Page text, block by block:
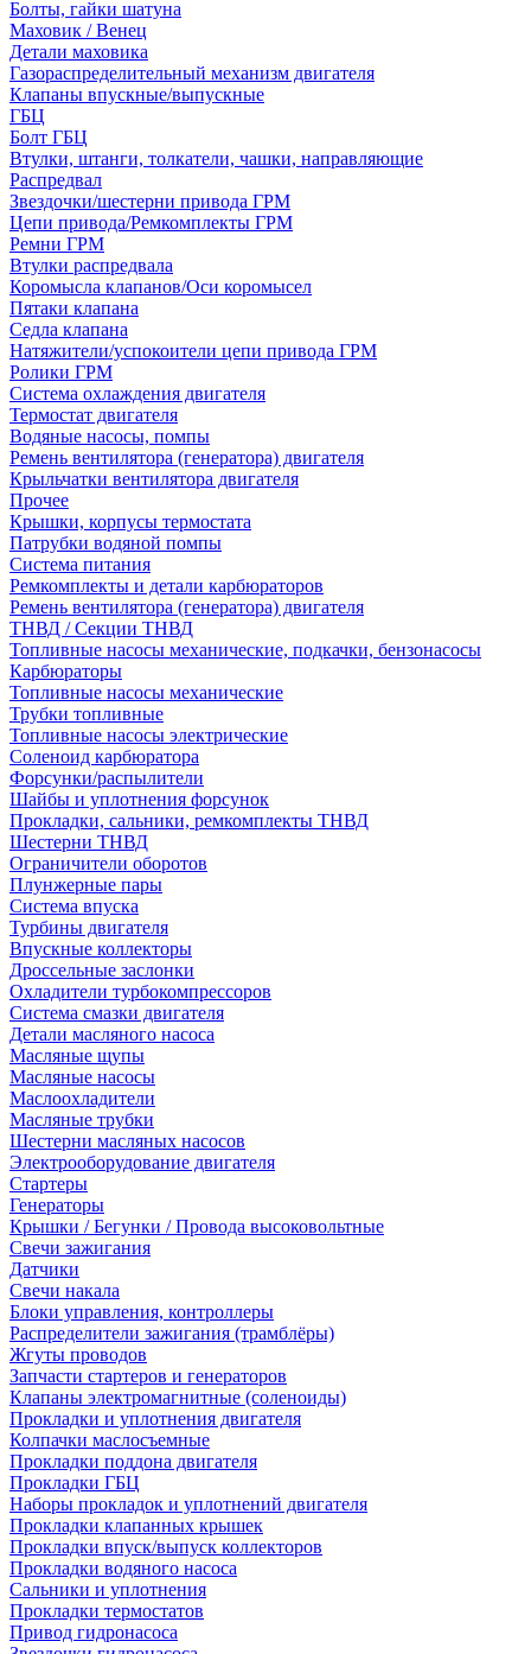
Болты, гайки шатуна
Маховик / Венец
Детали маховика
Газораспределительный механизм двигателя
Клапаны впускные/выпускные
ГБЦ
Болт ГБЦ
Втулки, штанги, толкатели, чашки, направляющие
Распредвал
Звездочки/шестерни привода ГРМ
Цепи привода/Ремкомплекты ГРМ
Ремни ГРМ
Втулки распредвала
Коромысла клапанов/Оси коромысел
Пятаки клапана
Седла клапана
Натяжители/успокоители цепи привода ГРМ
Ролики ГРМ
Система охлаждения двигателя
Термостат двигателя
Водяные насосы, помпы
Ремень вентилятора (генератора) двигателя
Крыльчатки вентилятора двигателя
Прочее
Крышки, корпусы термостата
Патрубки водяной помпы
Система питания
Ремкомплекты и детали карбюраторов
Ремень вентилятора (генератора) двигателя
ТНВД / Секции ТНВД
Топливные насосы механические, подкачки, бензонасосы
Карбюраторы
Топливные насосы механические
Трубки топливные
Топливные насосы электрические
Соленоид карбюратора
Форсунки/распылители
Шайбы и уплотнения форсунок
Прокладки, сальники, ремкомплекты ТНВД
Шестерни ТНВД
Ограничители оборотов
Плунжерные пары
Система впуска
Турбины двигателя
Впускные коллекторы
Дроссельные заслонки
Охладители турбокомпрессоров
Система смазки двигателя
Детали масляного насоса
Масляные щупы
Масляные насосы
Маслоохладители
Масляные трубки
Шестерни масляных насосов
Электрооборудование двигателя
Стартеры
Генераторы
Крышки / Бегунки / Провода высоковольтные
Свечи зажигания
Датчики
Свечи накала
Блоки управления, контроллеры
Распределители зажигания (трамблёры)
Жгуты проводов
Запчасти стартеров и генераторов
Клапаны электромагнитные (соленоиды)
Прокладки и уплотнения двигателя
Колпачки маслосъемные
Прокладки поддона двигателя
Прокладки ГБЦ
Наборы прокладок и уплотнений двигателя
Прокладки клапанных крышек
Прокладки впуск/выпуск коллекторов
Прокладки водяного насоса
Сальники и уплотнения
Прокладки термостатов
Привод гидронасоса